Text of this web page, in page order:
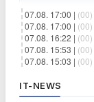
07.08. 17:00 | (00)
07.08. 17:00 | (00)
07.08. 16:22 | (00)
07.08. 15:53 | (00)
07.08. 15:03 | (00)
IT-NEWS